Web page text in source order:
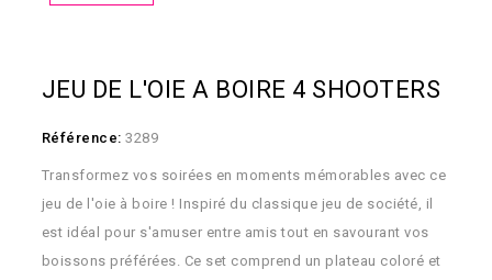
JEU DE L'OIE A BOIRE 4 SHOOTERS
Référence: 3289
Transformez vos soirées en moments mémorables avec ce
jeu de l'oie à boire ! Inspiré du classique jeu de société, il
est idéal pour s'amuser entre amis tout en savourant vos
boissons préférées. Ce set comprend un plateau coloré et